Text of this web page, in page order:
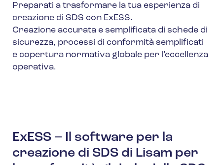
Preparati a trasformare la tua esperienza di
creazione di SDS con ExESS.
Creazione accurata e semplificata di schede di
sicurezza, processi di conformità semplificati
e copertura normativa globale per l’eccellenza
operativa.
ExESS – Il software per la
creazione di SDS di Lisam per